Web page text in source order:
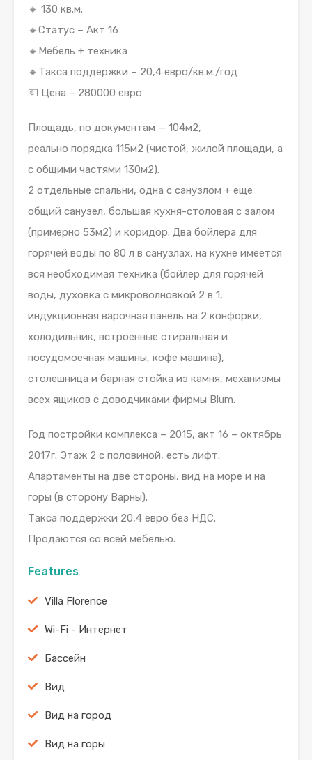
🔸 130 кв.м.
🔸Статус – Акт 16
🔸Мебель + техника
🔸Такса поддержки – 20,4 евро/кв.м./год
💶 Цена – 280000 евро
Площадь, по документам — 104м2,
реально порядка 115м2 (чистой, жилой площади, а
с общими частями 130м2).
2 отдельные спальни, одна с санузлом + еще
общий санузел, большая кухня-столовая с залом
(примерно 53м2) и коридор. Два бойлера для
горячей воды по 80 л в санузлах, на кухне имеется
вся необходимая техника (бойлер для горячей
воды, духовка с микроволновкой 2 в 1,
индукционная варочная панель на 2 конфорки,
холодильник, встроенные стиральная и
посудомоечная машины, кофе машина),
столешница и барная стойка из камня, механизмы
всех ящиков с доводчиками фирмы Blum.
Год постройки комплекса – 2015, акт 16 – октябрь
2017г. Этаж 2 с половиной, есть лифт.
Апартаменты на две стороны, вид на море и на
горы (в сторону Варны).
Такса поддержки 20,4 евро без НДС.
Продаются со всей мебелью.
Features
Villa Florence
Wi-Fi - Интернет
Бассейн
Вид
Вид на город
Вид на горы